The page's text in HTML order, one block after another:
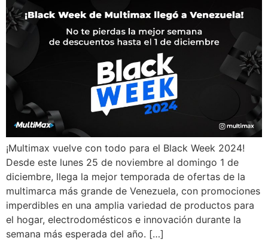
¡Multimax vuelve con todo para el Black Week 2024!
Desde este lunes 25 de noviembre al domingo 1 de
diciembre, llega la mejor temporada de ofertas de la
multimarca más grande de Venezuela, con promociones
imperdibles en una amplia variedad de productos para
el hogar, electrodomésticos e innovación durante la
semana más esperada del año. […]